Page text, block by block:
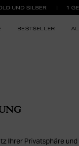
UND SILBER 1
BESTSELLER
Ihrer Privatsphäre